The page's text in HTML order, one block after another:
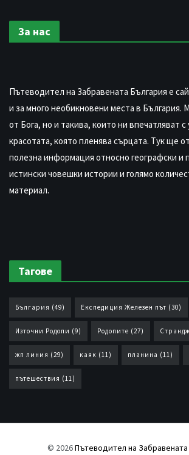
За нас
Пътеводител на Забравената България е
и за много необикновени места в България.
от Бога, но и такива, които ни впечатляват с
красотата, която пленява сърцата. Тук ще
полезна информация относно географски и
истински човешки истории и голямо
материал.
Тагове
България (49) Експедиция Железен път (30)
Източни Родопи (9) Родопите (27)
жп линия (29) каяк (11) планина (11)
пътешествия (11)
© 2026Пътеводител на